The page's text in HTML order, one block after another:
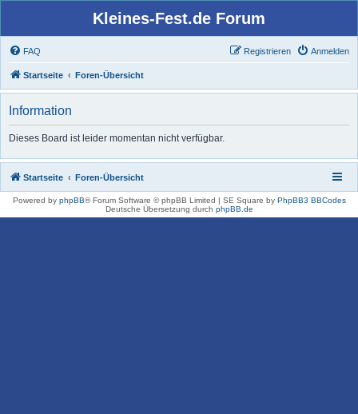
Kleines-Fest.de Forum
FAQ Anmelden
Registrieren
Startseite Foren-Übersicht
Information
Dieses Board ist leider momentan nicht verfügbar.
Startseite Foren-Übersicht
Powered by phpBB® Forum Software © phpBB Limited | SE Square by PhpBB3 BBCodes
Deutsche Übersetzung durch phpBB.de